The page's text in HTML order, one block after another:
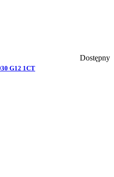
Dostępny
G12 1CT